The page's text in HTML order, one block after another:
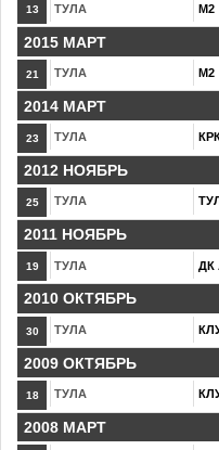
13 ТУЛА М2
2015 МАРТ
21 ТУЛА М2
2014 МАРТ
23 ТУЛА
2012 НОЯБРЬ
25 ТУЛА
2011 НОЯБРЬ
19 ТУЛА ДК
2010 ОКТЯБРЬ
30 ТУЛА
2009 ОКТЯБРЬ
18 ТУЛА
2008 МАРТ